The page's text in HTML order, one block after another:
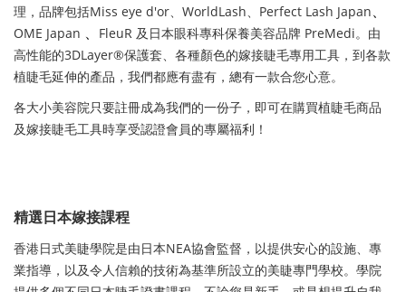
理，品牌包括Miss eye d'or、 WorldLash、Perfect Lash Japan、
OME Japan 、 FleuR 及日本眼科專科保養美容品牌 PreMedi。由
高性能的3DLayer®保護套、各種顏色的嫁接睫毛專用工具，到各款
植睫毛延伸的產品，我們都應有盡有，總有一款合您心意。
各大小美容院只要註冊成為我們的一份子，即可在購買植睫毛商品
及嫁接睫毛工具時享受認證會員的專屬福利！
精選日本嫁接課程
香港日式美睫學院是由日本NEA協會監督，以提供安心的設施、專
業指導，以及令人信賴的技術為基準所設立的美睫專門學校。學院